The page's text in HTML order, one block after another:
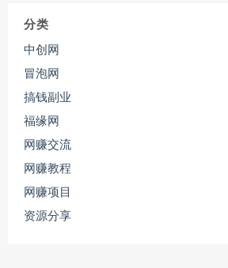
分类
中创网
冒泡网
搞钱副业
福缘网
网赚交流
网赚教程
网赚项目
资源分享